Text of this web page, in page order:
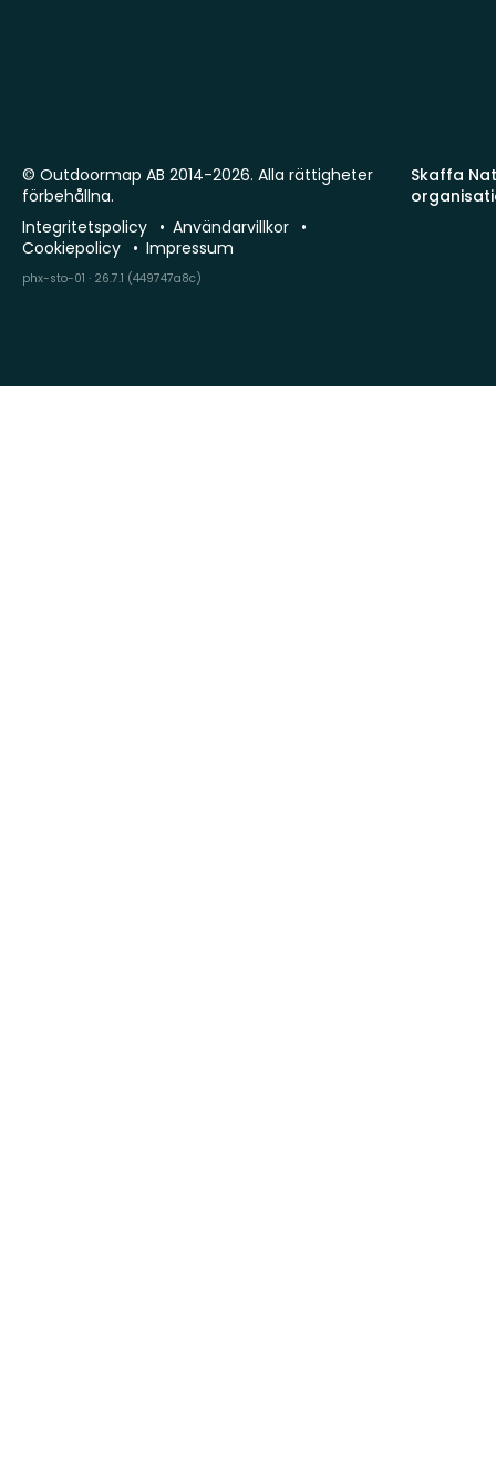
Skaffa
© Outdoormap AB 2014-2026. Alla rättigheter
förbehållna.
Integritetspolicy
Användarvillkor
Cookiepolicy
Impressum
phx-sto-01 · 26.7.1 (449747a8c)